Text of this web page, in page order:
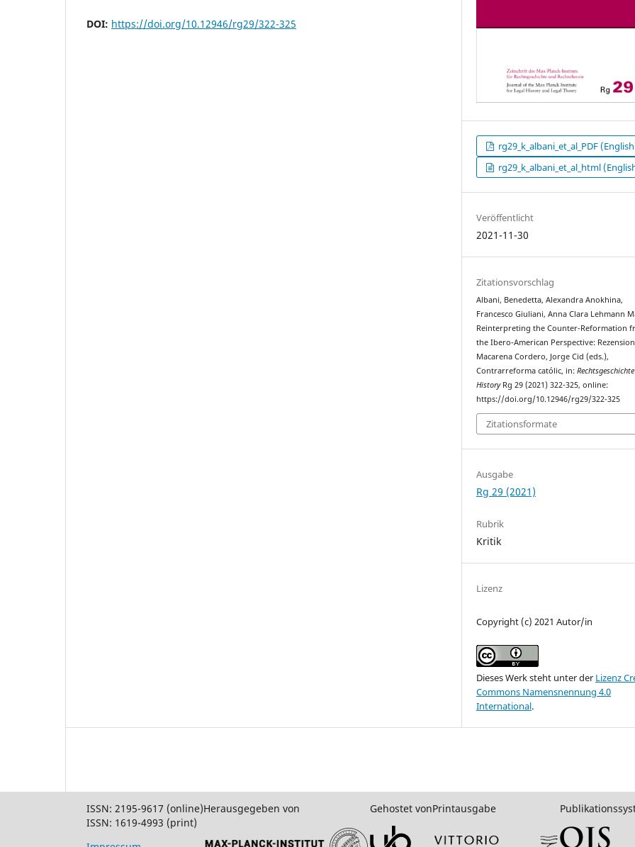
DOI: https://doi.org/10.12946/rg29/322-325
rg29_k_albani_et_al_PDF
rg29_k_albani_et_al_html
Veröffentlicht
2021-11-30
Zitationsvorschlag
Albani, Benedetta, Alexandra Anokhina,
Francesco Giuliani, Anna Clara Lehmann
Reinterpreting the Counter-Reformation
the Ibero-American Perspective:
Macarena Cordero, Jorge Cid (eds.),
Contrarreforma católic, in:
HistoryRg 29 (2021) 322-325, online:
https://doi.org/10.12946/rg29/322-325
Zitationsformate
Ausgabe
Rg 29 (2021)
Rubrik
Kritik
Lizenz
Copyright (c) 2021 Autor/in
Dieses Werk steht unter der Lizenz
Commons Namensnennung 4.0
International.
ISSN: 2195-9617 (online)
ISSN: 1619-4993 (print)
Herausgegeben von Gehostet vonPrintausgabe